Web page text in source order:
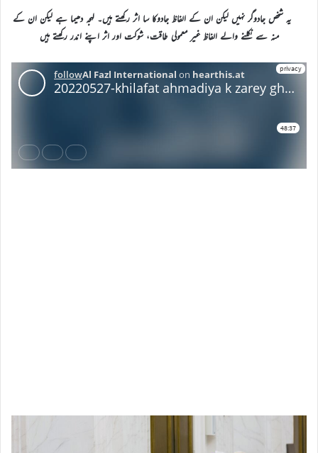
یہ شخص جادوگر نہیں لیکن ان کے الفاظ جادوکا سا اثر رکھتے ہیں۔ لہجہ دھیما ہے لیکن ان کے
منہ سے نکلنے والے الفاظ غیر معمولی طاقت، شوکت اور اثر اپنے اندر رکھتے ہیں